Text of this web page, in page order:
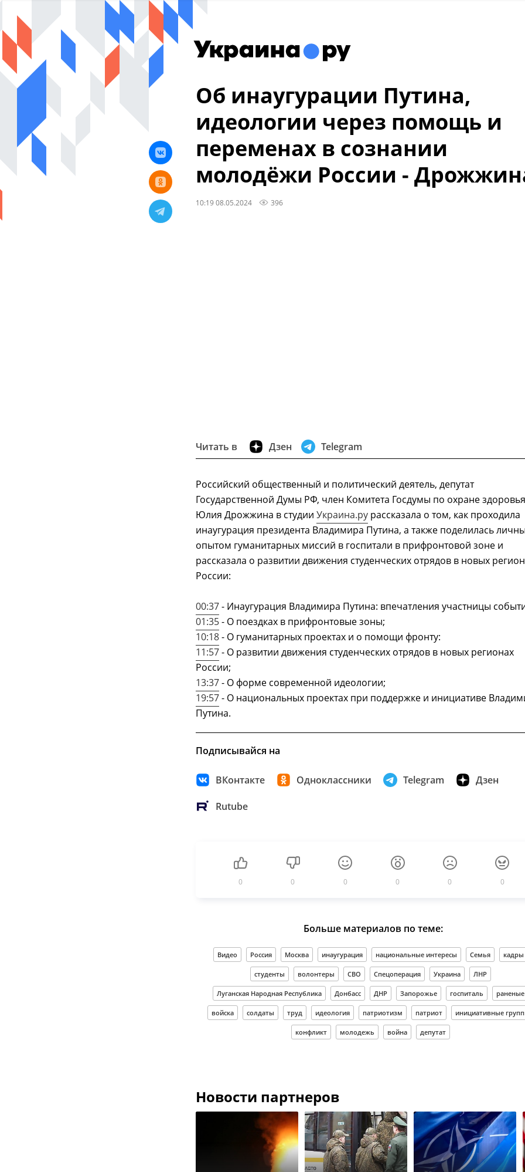
Об инаугурации Путина,
идеологии через помощь и
переменах в сознании
молодёжи России -
10:19 08.05.2024 396
Читать в Дзен Telegram
Российский общественный и политический деятель, депутат
Государственной Думы РФ, член Комитета Госдумы по охране здоровья
Юлия Дрожжина в студии Украина.ру рассказала о том, как проходила
инаугурация президента Владимира Путина, а также поделилась
опытом гуманитарных миссий в госпитали в прифронтовой зоне и
рассказала о развитии движения студенческих отрядов в новых
России:
00:37- Инаугурация Владимира Путина: впечатления участницы
01:35- О поездках в прифронтовые зоны;
10:18- О гуманитарных проектах и о помощи фронту:
11:57- О развитии движения студенческих отрядов в новых регионах
России;
13:37- О форме современной идеологии;
19:57- О национальных проектах при поддержке и инициативе
Путина.
Подписывайся на
ВКонтакте Одноклассники Telegram Дзен
Rutube
0 0 0 0 0 0
Больше материалов по теме:
Видео Россия Москва инаугурация национальные интересы Семья кадры
студенты волонтеры СВО Спецоперация Украина ЛНР
Луганская Народная Республика Донбасс ДНР Запорожье госпиталь раненые
войска солдаты труд идеология патриотизм патриот инициативные
конфликт молодежь война депутат
Новости партнеров